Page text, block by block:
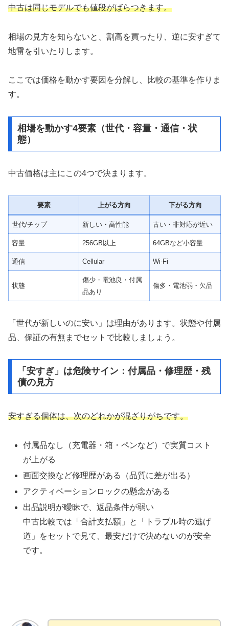
中古は同じモデルでも値段がばらつきます。
相場の見方を知らないと、割高を買ったり、逆に安すぎて
地雷を引いたりします。
ここでは価格を動かす要因を分解し、比較の基準を作りま
す。
相場を動かす4要素（世代・容量・通信・状
態）
中古価格は主にこの4つで決まります。
要素 上がる方向 下がる方向
世代/チップ 新しい・高性能 古い・非対応が近い
容量 256GB以上 64GBなど小容量
通信 Cellular Wi-Fi
状態
傷少・電池良・付属
品あり
傷多・電池弱・欠品
「世代が新しいのに安い」は理由があります。状態や付属
品、保証の有無までセットで比較しましょう。
「安すぎ」は危険サイン：付属品・修理歴・残
債の見方
安すぎる個体は、次のどれかが混ざりがちです。
付属品なし（充電器・箱・ペンなど）で実質コスト
が上がる
画面交換など修理歴がある（品質に差が出る）
アクティベーションロックの懸念がある
出品説明が曖昧で、返品条件が弱い
中古比較では「合計支払額」と「トラブル時の逃げ
道」をセットで見て、最安だけで決めないのが安全
です。